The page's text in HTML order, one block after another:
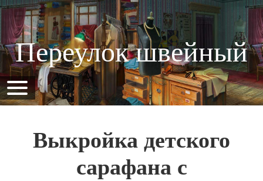
Переулок швейный
Выкройка детского
сарафана с